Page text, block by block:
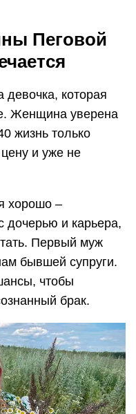
Пеговой
которая
Женщина уверена
жизнь только
и уже не
хорошо –
дочерью и карьера,
Первый муж
бывшей супруги.
чтобы
брак.